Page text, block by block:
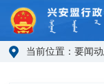
当前位置：要闻